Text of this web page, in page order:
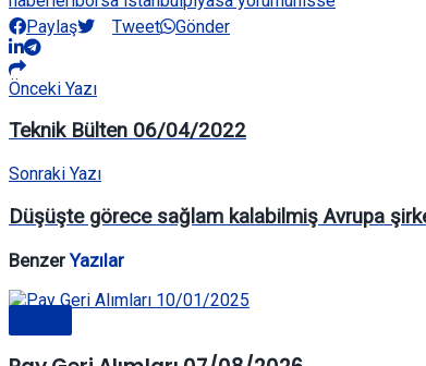
Paylaş
Tweet Gönder
Önceki Yazı
Teknik Bülten 06/04/2022
Sonraki Yazı
Düşüşte görece sağlam kalabilmiş Avrupa
BenzerYazılar